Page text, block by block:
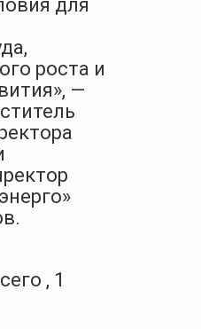
для
роста и
—
, 1